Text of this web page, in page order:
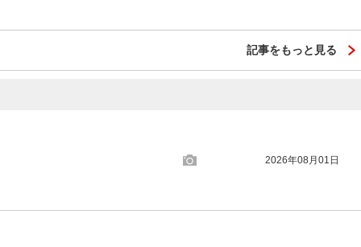
記事をもっと見る
2026年08月01日